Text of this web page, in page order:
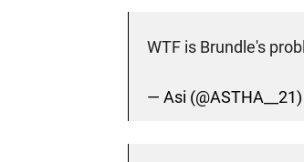
WTF is Brundle's
— Asi (@ASTHA__21)